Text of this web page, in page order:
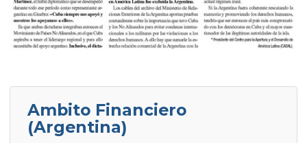
Ambito Financiero
(Argentina)